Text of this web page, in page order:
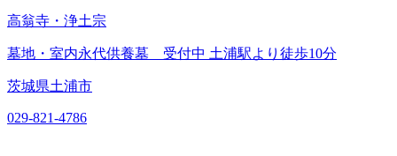
高翁寺・浄土宗
墓地・室内永代供養墓 受付中 土浦駅より徒歩10分
茨城県土浦市
029-821-4786